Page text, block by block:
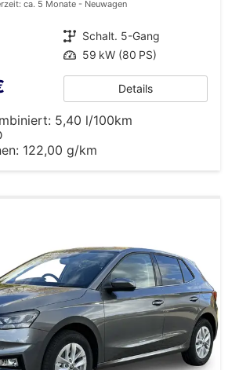
ca. 5 Monate Neuwagen
Getriebe Schalt. 5-Gang
Leistung 59 kW (80 PS)
Details
5,40 l/100km
122,00 g/km